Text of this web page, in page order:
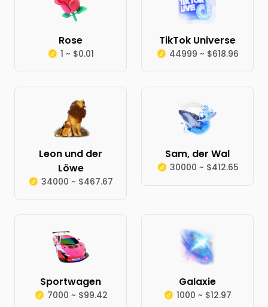
Rose
1 ~ $0.01
TikTok Universe
44999 ~ $618.96
Leon und der
Löwe
34000 ~ $467.67
Sam, der Wal
30000 ~ $412.65
Sportwagen
7000 ~ $99.42
Galaxie
1000 ~ $12.97